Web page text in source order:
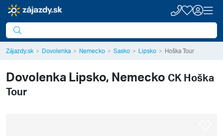
Zájazdy.sk Dovolenka Nemecko Sasko Lipsko Hoška Tour
Dovolenka Lipsko, Nemecko CK Hoška
Tour